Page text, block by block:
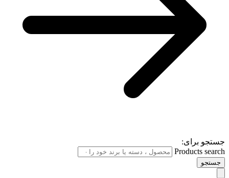
جستجو برای:
Products search
جستجو